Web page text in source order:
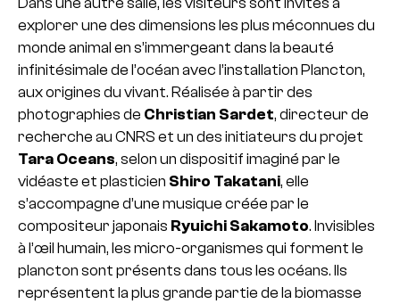
explorer une des dimensions les plus méconnues du
monde animal en s’immergeant dans la beauté
infinitésimale de l’océan avec l’installation Plancton,
aux origines du vivant. Réalisée à partir des
photographies de Christian Sardet, directeur de
recherche au CNRS et un des initiateurs du projet
Tara Oceans, selon un dispositif imaginé par le
vidéaste et plasticien Shiro Takatani, elle
s’accompagne d’une musique créée par le
compositeur japonais Ryuichi Sakamoto. Invisibles
à l’œil humain, les micro-organismes qui forment le
plancton sont présents dans tous les océans. Ils
représentent la plus grande partie de la biomasse